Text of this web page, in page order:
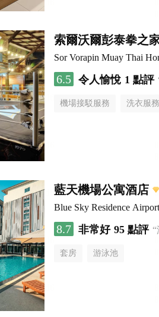
索爾沃爾彭泰拳之
Sor Vorapin Muay Thai
6.5 令人愉悅 1 點評
機場接駁服務 洗衣服務
藍天機場公寓酒店
Blue Sky Residence Airport
8.7 非常好 95 點評
套房 游泳池